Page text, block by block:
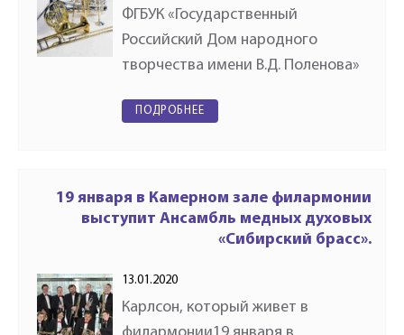
ФГБУК «Государственный
Российский Дом народного
творчества имени В.Д. Поленова»
оркестров и исполнителей на
Валерия…
ПОДРОБНЕЕ
19 января в Камерном зале филармонии
выступит Ансамбль медных духовых
«Сибирский брасс».
13.01.2020
Карлсон, который живет в